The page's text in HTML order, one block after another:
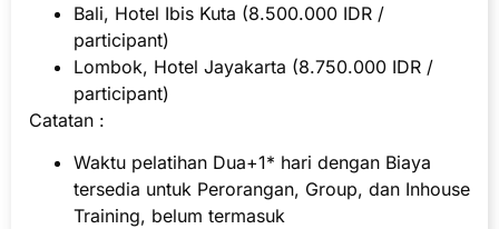
Bali, Hotel Ibis Kuta (8.500.000 IDR /
participant)
Lombok, Hotel Jayakarta (8.750.000 IDR /
participant)
Catatan :
Waktu pelatihan Dua+1* hari dengan Biaya
tersedia untuk Perorangan, Group, dan Inhouse
Training, belum termasuk